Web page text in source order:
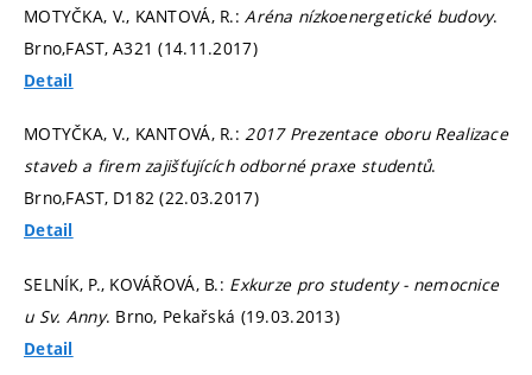
MOTYČKA, V., KANTOVÁ, R.:Aréna nízkoenergetické budovy.
Brno,FAST, A321 (14.11.2017)
Detail
MOTYČKA, V., KANTOVÁ, R.:2017 Prezentace oboru Realizace
staveb a firem zajišťujících odborné praxe studentů.
Brno,FAST, D182 (22.03.2017)
Detail
SELNÍK, P., KOVÁŘOVÁ, B.: Exkurze pro studenty - nemocnice
u Sv. Anny. Brno, Pekařská (19.03.2013)
Detail